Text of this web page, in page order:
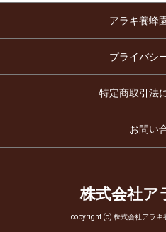
アラキ養蜂
プライバシ
特定商取引法
お問い
株式会社ア
copyright (c) 株式会社アラキ